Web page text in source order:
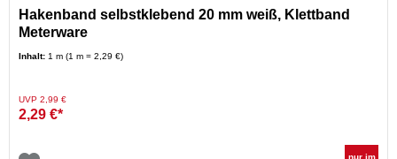
Hakenband selbstklebend 20 mm weiß, Klettband
Meterware
Inhalt: 1 m (1 m = 2,29 €)
Preis reduziert von
UVP 2,99 €auf
2,29 €*
nur im